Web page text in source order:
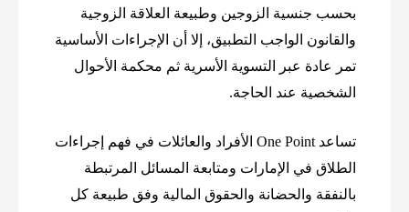
بحسب جنسية الزوجين وطبيعة العلاقة الزوجية
والقانون الواجب التطبيق، إلا أن الإجراءات الأساسية
تمر عادة عبر التسوية الأسرية ثم محكمة الأحوال
الشخصية عند الحاجة.
تساعد One Point الأفراد والعائلات في فهم إجراءات
الطلاق في الإمارات ومتابعة المسائل المرتبطة
بالنفقة والحضانة والحقوق المالية وفق طبيعة كل